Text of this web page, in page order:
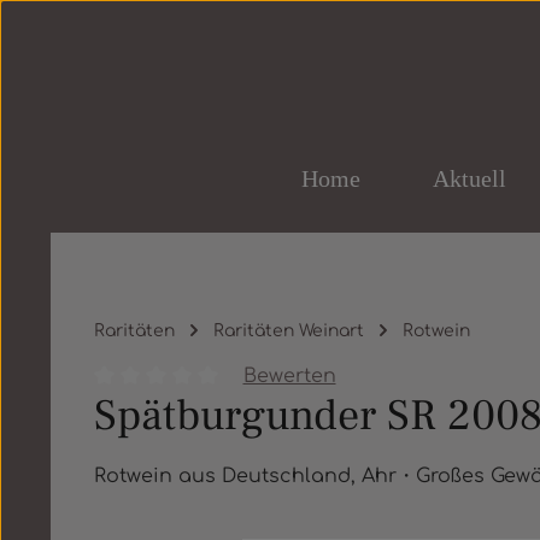
Home Aktuell
Raritäten Raritäten Weinart Rotwein
Durchschnittliche Bewertung von 0 von 5
Bewerten
Spätburgunder SR 2008
Rotwein aus Deutschland, Ahr・Großes